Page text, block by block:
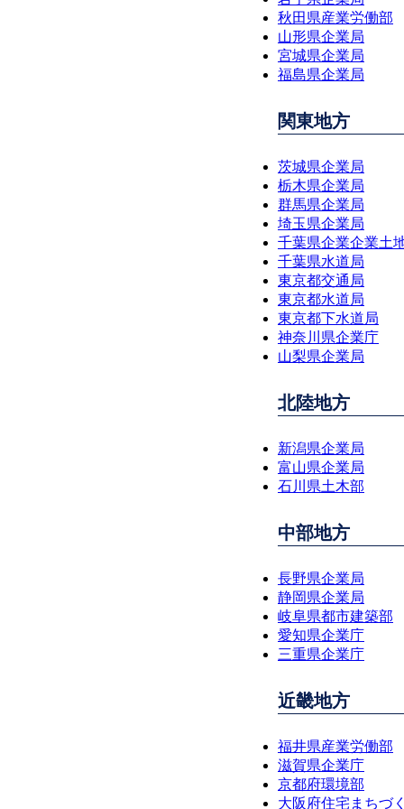
秋田県産業労働部
山形県企業局
宮城県企業局
福島県企業局
関東地方
茨城県企業局
栃木県企業局
群馬県企業局
埼玉県企業局
千葉県企業企業土
千葉県水道局
東京都交通局
東京都水道局
東京都下水道局
神奈川県企業庁
山梨県企業局
北陸地方
新潟県企業局
富山県企業局
石川県土木部
中部地方
長野県企業局
静岡県企業局
岐阜県都市建築部
愛知県企業庁
三重県企業庁
近畿地方
福井県産業労働部
滋賀県企業庁
京都府環境部
大阪府住宅まちづ